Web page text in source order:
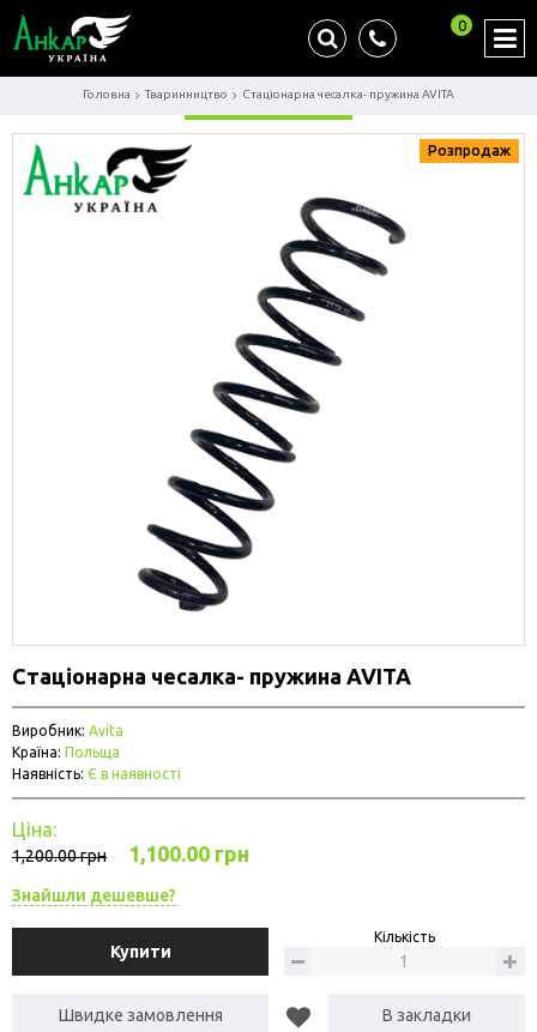
0
Головна Тваринництво Стаціонарна чесалка- пружина AVITA
Розпродаж
Стаціонарна чесалка- пружина AVITA
Виробник: Avita
Країна: Польща
Наявність: Є в наявності
Ціна:
1,200.00 грн 1,100.00 грн
Знайшли дешевше?
Купити
Кількість
Швидке замовлення В закладки